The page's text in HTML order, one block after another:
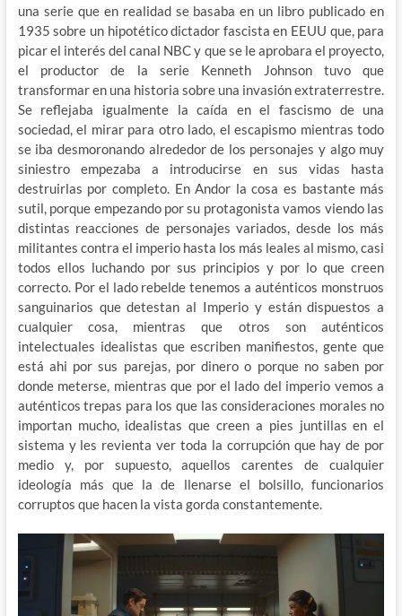
una serie que en realidad se basaba en un libro publicado en
1935 sobre un hipotético dictador fascista en EEUU que, para
picar el interés del canal NBC y que se le aprobara el proyecto,
el productor de la serie Kenneth Johnson tuvo que
transformar en una historia sobre una invasión extraterrestre.
Se reflejaba igualmente la caída en el fascismo de una
sociedad, el mirar para otro lado, el escapismo mientras todo
se iba desmoronando alrededor de los personajes y algo muy
siniestro empezaba a introducirse en sus vidas hasta
destruirlas por completo. En Andor la cosa es bastante más
sutil, porque empezando por su protagonista vamos viendo las
distintas reacciones de personajes variados, desde los más
militantes contra el imperio hasta los más leales al mismo, casi
todos ellos luchando por sus principios y por lo que creen
correcto. Por el lado rebelde tenemos a auténticos monstruos
sanguinarios que detestan al Imperio y están dispuestos a
cualquier cosa, mientras que otros son auténticos
intelectuales idealistas que escriben manifiestos, gente que
está ahi por sus parejas, por dinero o porque no saben por
donde meterse, mientras que por el lado del imperio vemos a
auténticos trepas para los que las consideraciones morales no
importan mucho, idealistas que creen a pies juntillas en el
sistema y les revienta ver toda la corrupción que hay de por
medio y, por supuesto, aquellos carentes de cualquier
ideología más que la de llenarse el bolsillo, funcionarios
corruptos que hacen la vista gorda constantemente.